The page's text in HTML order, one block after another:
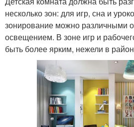
несколько зон: для игр, сна и
зонирование можно различными
освещением. В зоне игр и
быть более ярким, нежели в